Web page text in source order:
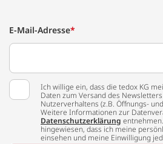
E-Mail-Adresse*
Ich willige ein, dass die tedox KG
Daten zum Versand des
Nutzerverhaltens (z.B. Öffnungs-
Weitere Informationen zur
Datenschutzerklärung
hingewiesen, dass ich meine
einsehen und meine Einwilligung